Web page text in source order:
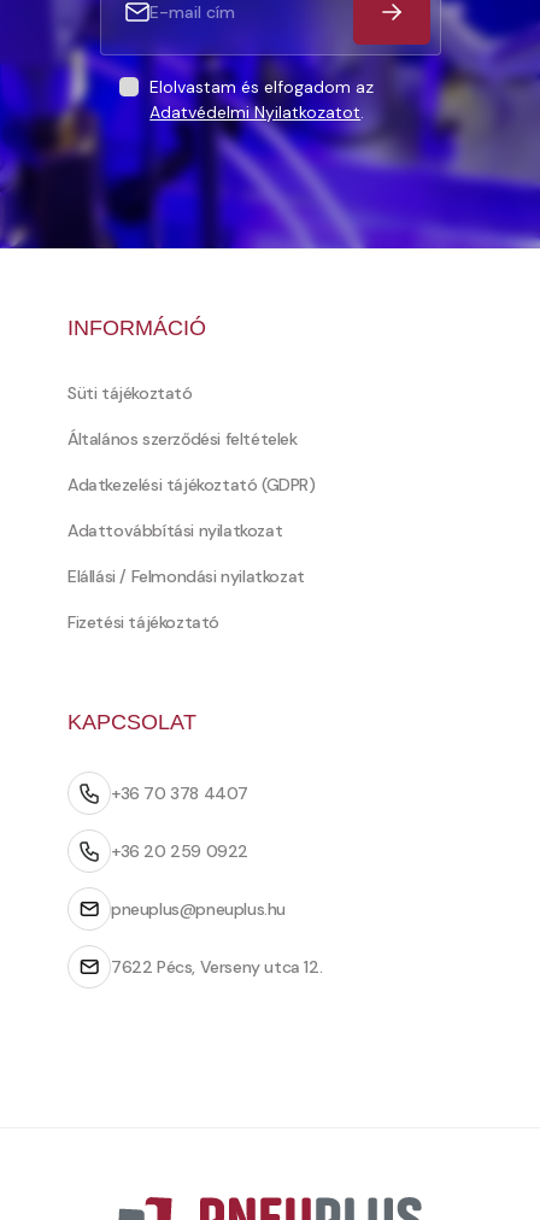
Elolvastam és elfogadom az
Adatvédelmi Nyilatkozatot.
INFORMÁCIÓ
Süti tájékoztató
Általános szerződési feltételek
Adatkezelési tájékoztató (GDPR)
Adattovábbítási nyilatkozat
Elállási / Felmondási nyilatkozat
Fizetési tájékoztató
KAPCSOLAT
+36 70 378 4407
+36 20 259 0922
pneuplus@pneuplus.hu
7622 Pécs, Verseny utca 12.